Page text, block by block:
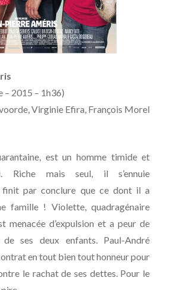
– 2015 – 1h36)
Virginie Efira, François Morel
est un homme timide et
Riche mais seul, il s’ennuie
finit par conclure que ce dont il a
famille ! Violette, quadragénaire
menacée d’expulsion et a peur de
ses deux enfants. Paul-André
en tout bien tout honneur pour
le rachat de ses dettes. Pour le